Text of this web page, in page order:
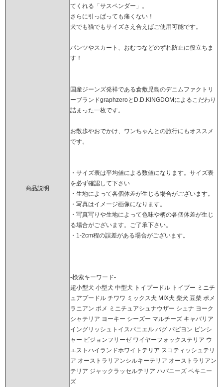
商品説明
てくれる「サスペンダー」。
さらに引っぱっても痛くない！
犬でも猫でもサイズさえ合えばご使用可能です。
パンツやスカート、おむつなどのずれ防止に役立ちま
す！
国産ジーンズ発祥である倉敷児島のデニムファクトリ
ーブランドgraphzeroとD.D.KINGDOMによるこだわり
詰まった一枚です。
お散歩やおでかけ、ワンちゃんとの旅行にもオススメ
です。
・サイズ表は平均値による数値になります。サイズ表
を必ず確認して下さい
・生地によって各個体差が生じる場合がございます。
・写真はイメージ画像になります。
・写真写りや生地によって色味や柄の各個体差が生じ
る場合がございます。ご了承下さい。
・1-2cm程の誤差がある場合がございます。
-検索キーワード-
超小型犬 小型犬 中型犬 トイプードル トイプー ミニチ
ュアプードル チワワ ミックス犬 MIX犬 柴犬 豆柴 ポメ
ラニアン ポメ ミニチュアシュナウザー シュナ ヨーク
シャテリア ヨーキー シーズー マルチーズ キャバリア
イングリッシュトイスパニエル パグ パピヨン ピンシ
ャー ビジョンフリーゼ ワイヤーフォックステリア ウ
エストハイランドホワイトテリア スコティッシュテリ
ア オーストラリアンシルキーテリア オーストラリアン
テリア ジャックラッセルテリア ハバニーズ ペキニー
ズ